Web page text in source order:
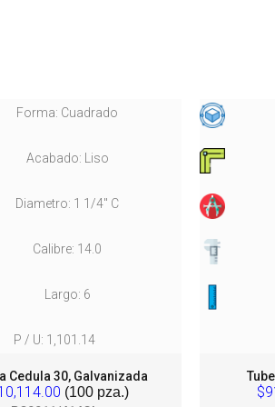
Forma: Cuadrado
Acabado: Liso
Diametro: 1 1/4" C
Calibre: 14.0
Largo: 6
P / U: 1,101.14
Cedula 30, Galvanizada
(100 pza.)